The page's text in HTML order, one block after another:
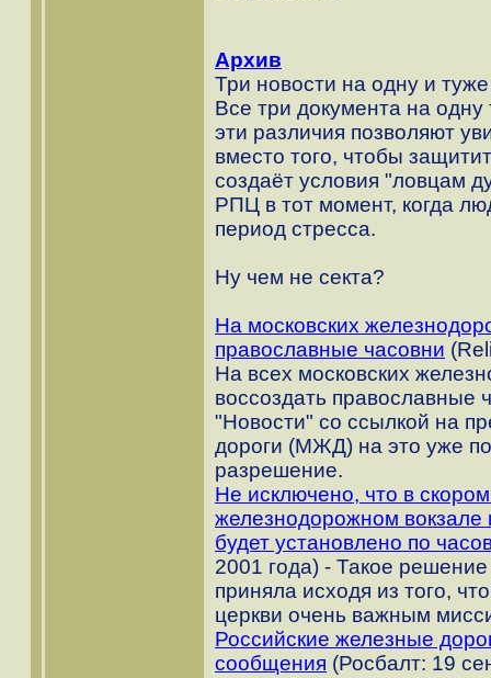
Архив
Три новости на одну и
Все три документа на одну
эти различия позволяют
вместо того, чтобы
создаёт условия "ловцам
РПЦ в тот момент, когда
период стресса.
Ну чем не секта?
На московских
православные часовни
На всех московских
воссоздать
"Новости" со ссылкой на
дороги (МЖД) на это уже
разрешение.
Не исключено, что в
железнодорожном
будет установлено по
2001 года) - Такое
приняла исходя из того,
церкви очень важным
Российские железные
сообщения (Росбалт: 19